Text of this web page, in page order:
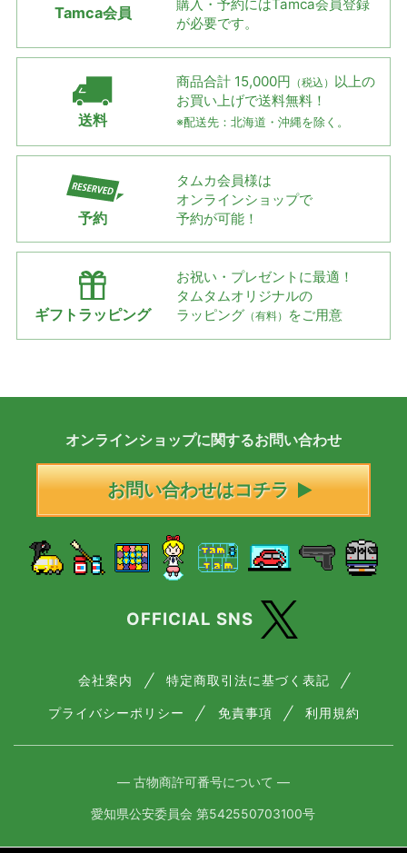
Tamca会員
購入・予約にはTamca会員登録
が必要です。
送料
商品合計 15,000円 （税込） 以上の
お買い上げで送料無料！
※配送先：北海道・沖縄を除く。
予約
タムカ会員様は
オンラインショップで
予約が可能！
ギフトラッピング
お祝い・プレゼントに最適！
タムタムオリジナルの
ラッピング （有料） をご用意
オンラインショップに関するお問い合わせ
お問い合わせはコチラ
OFFICIAL SNS
会社案内 特定商取引法に基づく表記
プライバシーポリシー 免責事項 利用規約
― 古物商許可番号について ―
愛知県公安委員会 第542550703100号